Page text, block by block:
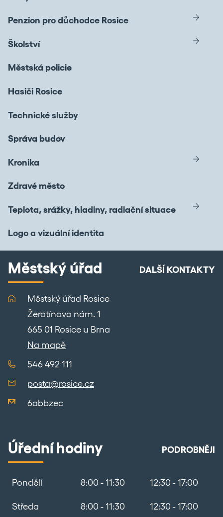
Penzion pro důchodce Rosice
Školství
Městská policie
Hasiči Rosice
Technické služby
Správa budov
Kronika
Zdravé město
Teplota, srážky, hladiny, radiační situace
Logo a vizuální identita
Městský úřad DALŠÍ KONTAKTY
Městský úřad Rosice
Žerotínovo nám. 1
665 01 Rosice u Brna
Na mapě
546 492 111
posta@rosice.cz
6abbzec
Úřední hodiny PODROBNĚJI
Pondělí 8:00 - 11:30 12:30 - 17:00
Středa 8:00 - 11:30 12:30 - 17:00